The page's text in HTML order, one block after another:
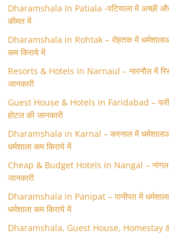
Dharamshala In Patiala -पटियाला में अच्छी और
कीमत में
Dharamshala in Rohtak – रोहतक में धर्मशालाओं
कम किराये में
Resorts & Hotels in Narnaul – नारनौल में
जानकारी
Guest House & Hotels in Faridabad –
होटल की जानकारी
Dharamshala in Karnal – करनाल में धर्मशालाओं
धर्मशाला कम किराये में
Cheap & Budget Hotels in Nangal – नांगल में
जानकारी
Dharamshala in Panipat – पानीपत में
धर्मशाला कम किराये में
Dharamshala, Guest House, Homestay